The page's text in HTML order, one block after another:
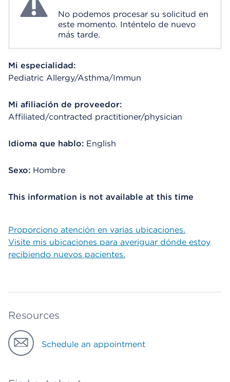
No podemos procesar su solicitud en
este momento. Inténtelo de nuevo
más tarde.
Mi especialidad:
Pediatric Allergy/Asthma/Immun
Mi afiliación de proveedor:
Affiliated/contracted practitioner/physician
Idioma que hablo: English
Sexo: Hombre
This information is not available at this time
Proporciono atención en varias ubicaciones.
Visite mis ubicaciones para averiguar dónde estoy
recibiendo nuevos pacientes.
Resources
Schedule an appointment